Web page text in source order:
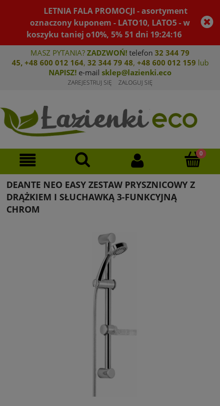
LETNIA FALA PROMOCJI - asortyment
oznaczony kuponem - LATO10, LATO5 - w
koszyku taniej o10%, 5% 51 dni 19:24:16
MASZ PYTANIA? ZADZWOŃ! telefon 32 344 79
45, +48 600 012 164, 32 344 79 48, +48 600 012 159 lub
NAPISZ! e-mail sklep@lazienki.eco
ZAREJESTRUJ SIĘ ZALOGUJ SIĘ
DEANTE NEO EASY ZESTAW PRYSZNICOWY Z
DRĄŻKIEM I SŁUCHAWKĄ 3-FUNKCYJNĄ
CHROM